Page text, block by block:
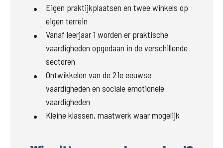
Eigen praktijkplaatsen en twee winkels op
eigen terrein
Vanaf leerjaar 1 worden er praktische
vaardigheden opgedaan in de verschillende
sectoren
Ontwikkelen van de 21e eeuwse
vaardigheden en sociale emotionele
vaardigheden
Kleine klassen, maatwerk waar mogelijk